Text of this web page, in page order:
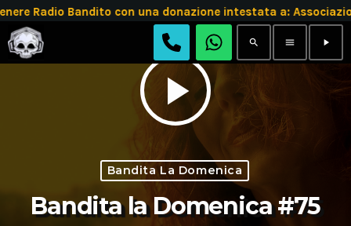
Radio Bandito con una donazione intestata a:
search menu play_arrow
play_arrow
Bandita La Domenica
Bandita la Domenica #75